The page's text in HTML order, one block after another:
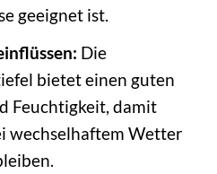
geeignet ist.
Die
bietet einen guten
Feuchtigkeit, damit
wechselhaftem Wetter